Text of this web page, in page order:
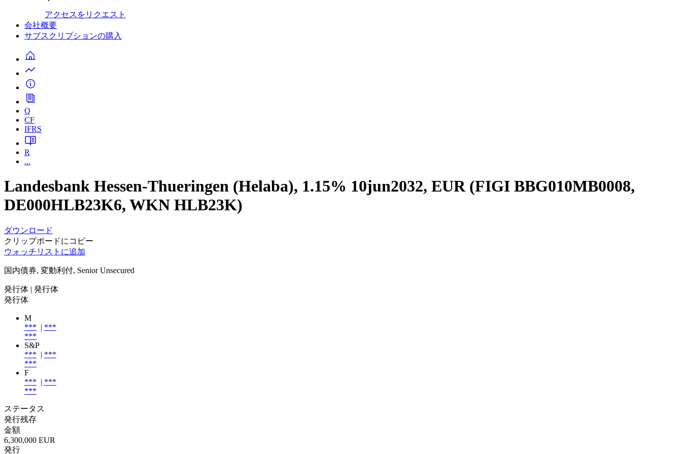
アクセスをリクエスト
会社概要
サブスクリプションの購入
Q
CF
IFRS
R
...
Landesbank Hessen-Thueringen (Helaba), 1.15% 10jun2032, EUR (FIGI BBG010MB0008,
DE000HLB23K6, WKN HLB23K)
ダウンロード
クリップボードにコピー
ウォッチリストに追加
国内債券, 変動利付, Senior Unsecured
発行体 | 発行体
発行体
M
*** | ***
***
S&P
*** | ***
***
F
*** | ***
***
ステータス
発行残存
金額
6,300,000 EUR
発行